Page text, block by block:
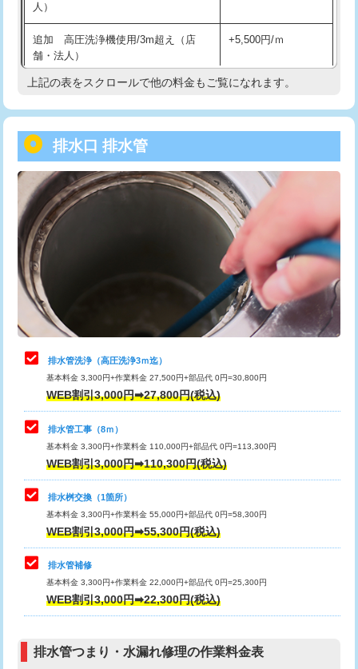
給水管工事※（土の掘削・埋め戻し作
業)
11,000円
給水管工事※（塩ビ管（VP・HI）使
用/3ｍまで)
用（追加）/3ｍ超え)
給水管工事※（ライニング鋼管・銅
管・ポリ管・HT管使用/3ｍまで)
44,000円
給水管工事※（ライニング鋼管・銅
管・ポリ管・HT管使用/3ｍ超え)
+8,800円
排水管工事（土の掘削・埋め戻し作
業）
11,000円~
排水管工事（排水管工事/3ｍまで） 55,000円
排水管工事（追加 排水管工事/3ｍ超
え）
マス交換（土の掘削・埋め戻し作業）
マス交換（深さ50㎝未満）
マス交換（深さ50㎝以上）
コンクリート斫り（厚さ10㎝まで）
コンクリート斫り（厚さ10㎝超え）
モルタル補修（厚さ10㎝まで）
モルタル補修（厚さ10㎝超え）
追加人工 16,500円
人）
追加 高圧洗浄機使用/3m超え（店
舗・法人）
+5,500円/ｍ
高度高圧洗浄換 現地調査
トーラー機使用/3mまで
追加トーラー機使用/3m超え +3,300円
カメラ調査 33,000円
桝清掃 8,800円
止水・漏水調査・防水処理・清掃・修
理・調整・分解・加工など（軽作業）
11,000円
止水・漏水調査・防水処理・清掃・修
理・調整・分解・加工など（中作業）
22,000円
止水・漏水調査・防水処理・清掃・修
理・調整・分解・加工など（重作業）
33,000円
その他部品の脱着
交換・取付（タンク）
交換・取付(単水栓（壁付・デッキ
式）)
交換・取付(混合水栓（壁付・デッキ
式・ワンホール）)
16,500円+材料費
交換・取付(排水栓・排水トラップ
交換・取付（その他部品） 11,000円+材料費
上記の表をスクロールで他の料金もご覧になれます。
排水口 排水管
排水管洗浄（高圧洗浄3ｍ迄）
基本料金 3,300円+作業料金 27,500円+部品代 0円=30,800円
WEB割引3,000円➡27,800円(税込)
排水管工事（8ｍ）
基本料金 3,300円+作業料金 110,000円+部品代 0円=113,300円
WEB割引3,000円➡110,300円(税込)
排水桝交換（1箇所）
基本料金 3,300円+作業料金 55,000円+部品代 0円=58,300円
WEB割引3,000円➡55,300円(税込)
排水管補修
基本料金 3,300円+作業料金 22,000円+部品代 0円=25,300円
WEB割引3,000円➡22,300円(税込)
排水管つまり・水漏れ修理の作業料金表